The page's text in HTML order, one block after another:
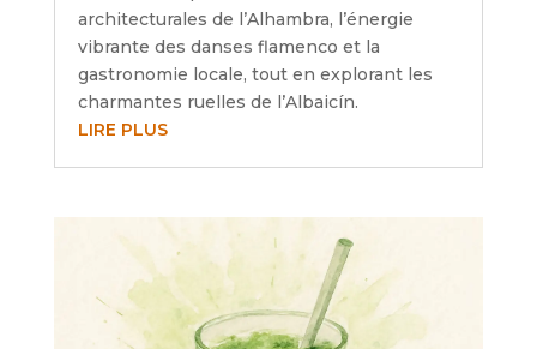
architecturales de l’Alhambra, l’énergie
vibrante des danses flamenco et la
gastronomie locale, tout en explorant les
charmantes ruelles de l’Albaicín.
LIRE PLUS